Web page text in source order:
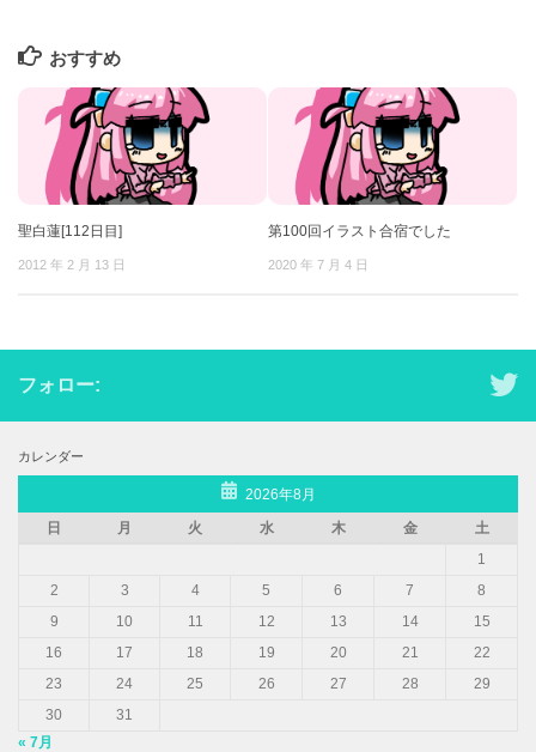
おすすめ
聖白蓮[112日目]
2012 年 2 月 13 日
第100回イラスト合宿でした
2020 年 7 月 4 日
フォロー:
カレンダー
2026年8月
日
月 火 水 木 金
土
1
2
3 4 5 6 7
8
9
10 11 12 13 14
15
16
17 18 19 20 21
22
23
24 25 26 27 28
29
30
31
« 7月